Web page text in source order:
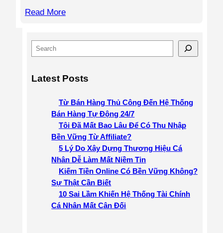
Read More
S
e
r
Latest Posts
Từ Bán Hàng Thủ Công Đến Hệ Thống
Bán Hàng Tự Động 24/7
Tôi Đã Mất Bao Lâu Để Có Thu Nhập
Bền Vững Từ Affiliate?
5 Lý Do Xây Dựng Thương Hiệu Cá
Nhân Dễ Làm Mất Niềm Tin
Kiếm Tiền Online Có Bền Vững Không?
Sự Thật Cần Biết
10 Sai Lầm Khiến Hệ Thống Tài Chính
Cá Nhân Mất Cân Đối